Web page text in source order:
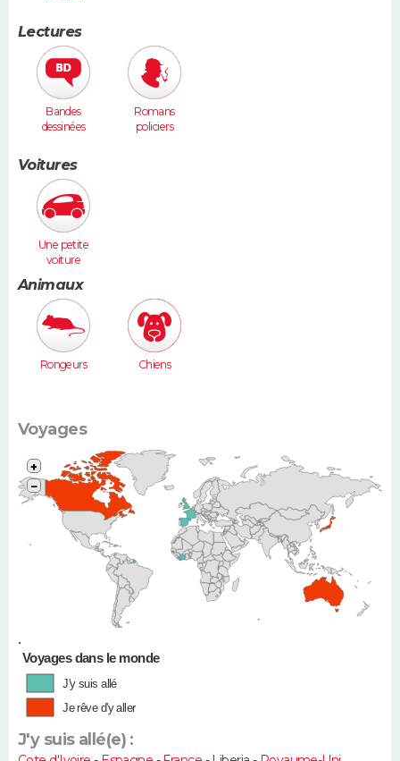
Lectures
Bandes
dessinées
Romans
policiers
Voitures
Une petite
voiture
Clio, 206...)
Animaux
Rongeurs Chiens
Voyages
•
+
−
Voyages dans le monde
J'y suis allé
Je rêve d'y aller
J'y suis allé(e) :